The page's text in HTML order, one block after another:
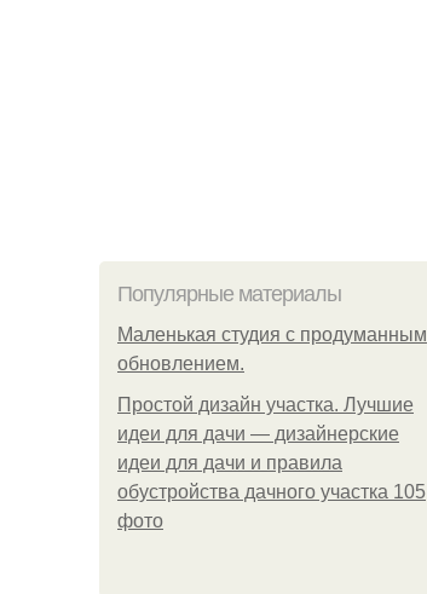
Популярные материалы
Маленькая студия с продуманным
обновлением.
Простой дизайн участка. Лучшие
идеи для дачи — дизайнерские
идеи для дачи и правила
обустройства дачного участка 105
фото